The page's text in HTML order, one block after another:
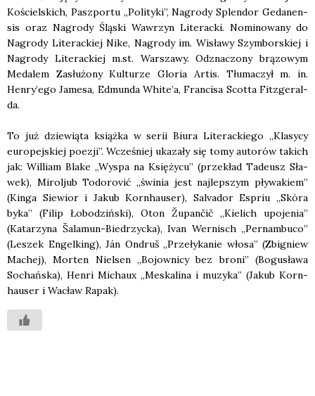
Kościel­skich, Pasz­por­tu „Poli­ty­ki”, Nagro­dy Splen­dor Geda­nen­
sis oraz Nagro­dy Ślą­ski Waw­rzyn Lite­rac­ki. Nomi­no­wa­ny do
Nagro­dy Lite­rac­kiej Nike, Nagro­dy im. Wisła­wy Szym­bor­skiej i
Nagro­dy Lite­rac­kiej m.st. War­sza­wy. Odzna­czo­ny brą­zo­wym
Meda­lem Zasłu­żo­ny Kul­tu­rze Glo­ria Artis. Tłu­ma­czył m. in.
Henry’ego Jame­sa, Edmun­da White’a, Fran­ci­sa Scot­ta Fit­zge­ral­
da.
To już dzie­wią­ta książ­ka w serii Biu­ra Lite­rac­kie­go „Kla­sy­cy
euro­pej­skiej poezji”. Wcze­śniej uka­za­ły się tomy auto­rów takich
jak: Wil­liam Bla­ke „Wyspa na Księ­ży­cu” (prze­kład Tade­usz Sła­
wek), Mirol­jub Todo­ro­vić „świ­nia jest naj­lep­szym pły­wa­kiem”
(Kin­ga Sie­wior i Jakub Korn­hau­ser), Salva­dor Espriu „Skó­ra
byka” (Filip Łobo­dziń­ski), Oton Župa­nčič „Kie­lich upo­je­nia”
(Kata­rzy­na Šala­mun-Bie­drzyc­ka), Ivan Wer­nisch „Per­nam­bu­co”
(Leszek Engel­king), Ján Ondruš „Prze­ły­ka­nie wło­sa” (Zbi­gniew
Machej), Mor­ten Nie­lsen „Bojow­ni­cy bez bro­ni” (Bogu­sła­wa
Sochań­ska), Hen­ri Michaux „Meska­li­na i muzy­ka” (Jakub Korn­
hau­ser i Wacław Rapak).